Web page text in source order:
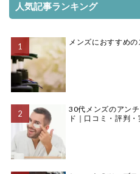
人気記事ランキング
メンズにおすすめ
30代メンズのアン
ド｜口コミ・評判